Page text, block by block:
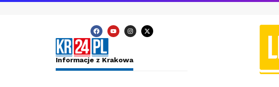
Informacje z Krakowa